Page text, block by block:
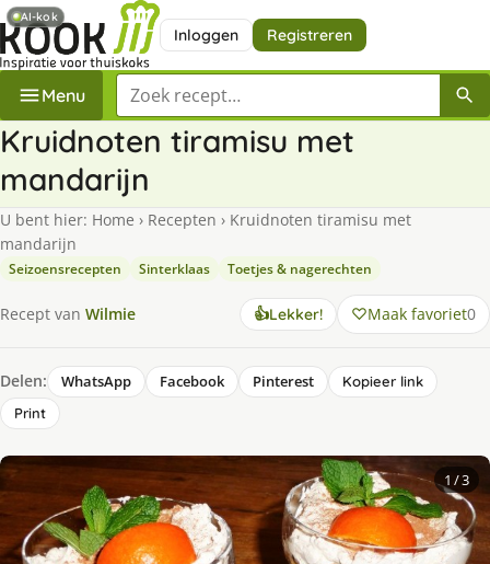
Inloggen Registreren
Menu Zoek een recept
Kruidnoten tiramisu met
mandarijn
U bent hier: Home › Recepten › Kruidnoten tiramisu met
mandarijn
Seizoensrecepten Sinterklaas Toetjes & nagerechten
Recept van Wilmie 👍Lekker! Maak favoriet0
Delen: WhatsApp Facebook Pinterest
Kopieer link
Print
1 / 3
AI-kok